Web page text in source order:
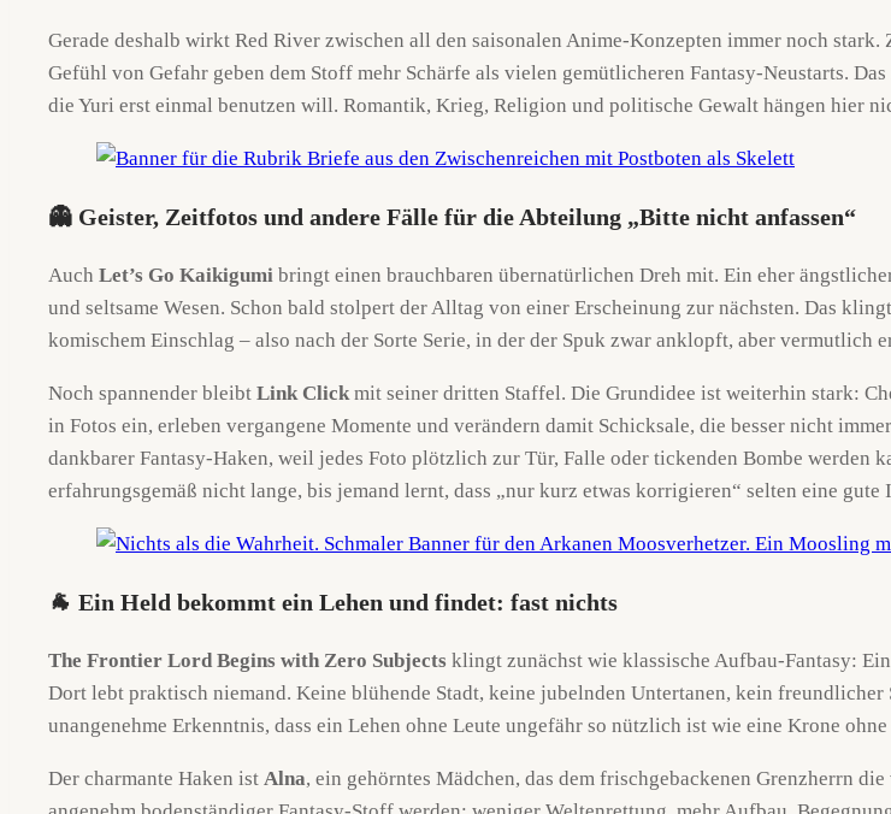
Gerade deshalb wirkt Red River zwischen all den saisonalen Anime-Konzepten immer noch
Gefühl von Gefahr geben dem Stoff mehr Schärfe als vielen gemütlicheren Fantasy-Neustarts.
die Yuri erst einmal benutzen will. Romantik, Krieg, Religion und politische Gewalt hängen hier
👻 Geister, Zeitfotos und andere Fälle für die Abteilung „Bitte nicht anfassen“
Auch Let’s Go Kaikigumi bringt einen brauchbaren übernatürlichen Dreh mit. Ein eher
und seltsame Wesen. Schon bald stolpert der Alltag von einer Erscheinung zur nächsten. Das
komischem Einschlag – also nach der Sorte Serie, in der der Spuk zwar anklopft, aber vermutlich
Noch spannender bleibt Link Click mit seiner dritten Staffel. Die Grundidee ist weiterhin stark:
in Fotos ein, erleben vergangene Momente und verändern damit Schicksale, die besser nicht
dankbarer Fantasy-Haken, weil jedes Foto plötzlich zur Tür, Falle oder tickenden Bombe werden
erfahrungsgemäß nicht lange, bis jemand lernt, dass „nur kurz etwas korrigieren“ selten eine gute
🐐 Ein Held bekommt ein Lehen und findet: fast nichts
The Frontier Lord Begins with Zero Subjects klingt zunächst wie klassische Aufbau-Fantasy:
Dort lebt praktisch niemand. Keine blühende Stadt, keine jubelnden Untertanen, kein
unangenehme Erkenntnis, dass ein Lehen ohne Leute ungefähr so nützlich ist wie eine Krone
Der charmante Haken ist Alna, ein gehörntes Mädchen, das dem frischgebackenen Grenzherrn